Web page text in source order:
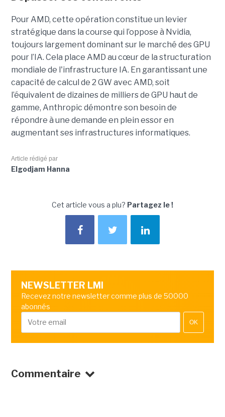
Pour AMD, cette opération constitue un levier
stratégique dans la course qui l’oppose à Nvidia,
toujours largement dominant sur le marché des GPU
pour l’IA. Cela place AMD au cœur de la structuration
mondiale de l'infrastructure IA. En garantissant une
capacité de calcul de 2 GW avec AMD, soit
l’équivalent de dizaines de milliers de GPU haut de
gamme, Anthropic démontre son besoin de
répondre à une demande en plein essor en
augmentant ses infrastructures informatiques.
Article rédigé par
Elgodjam Hanna
Cet article vous a plu? Partagez le !
NEWSLETTER LMI
Recevez notre newsletter comme plus de 50000
abonnés
OK
Commentaire